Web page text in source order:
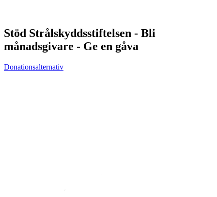
Stöd Strålskyddsstiftelsen - Bli
månadsgivare - Ge en gåva
Donationsalternativ